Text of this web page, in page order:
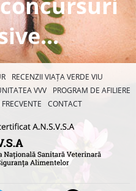
RECENZII VIAȚA VERDE VIU
VVV
PROGRAM DE AFILIERE
CONTACT